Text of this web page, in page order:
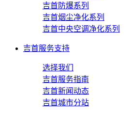
吉首防爆系列
吉首烟尘净化系列
吉首中央空调净化系列
吉首服务支持
选择我们
吉首服务指南
吉首新闻动态
吉首城市分站